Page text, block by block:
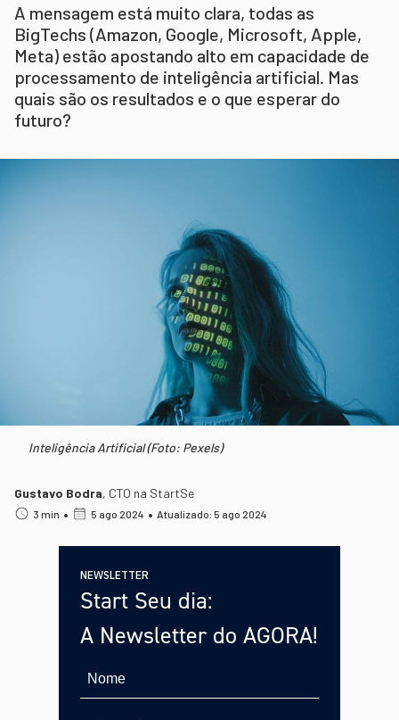
A mensagem está muito clara, todas as
BigTechs (Amazon, Google, Microsoft, Apple,
Meta) estão apostando alto em capacidade de
processamento de inteligência artificial. Mas
quais são os resultados e o que esperar do
futuro?
Inteligência Artificial (Foto: Pexels)
Gustavo Bodra, CTO na StartSe
3 min • 5 ago 2024 • Atualizado: 5 ago 2024
NEWSLETTER
Start Seu dia:
A Newsletter do AGORA!